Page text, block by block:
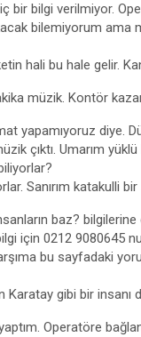
bilgi verilmiyor.
bilemiyorum ama
hali bu hale gelir.
müzik. Kontör
yapamıyoruz diye.
çıktı. Umarım
Sanırım katakulli
baz?
için 0212 9080645
bu sayfadaki
gibi bir insanı
Operatöre